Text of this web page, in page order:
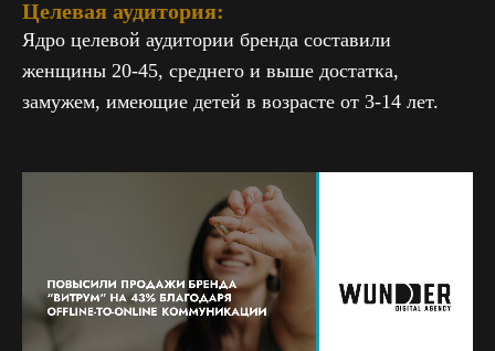
Целевая аудитория:
Ядро целевой аудитории бренда составили
женщины 20-45, среднего и выше достатка,
замужем, имеющие детей в возрасте от 3-14 лет.